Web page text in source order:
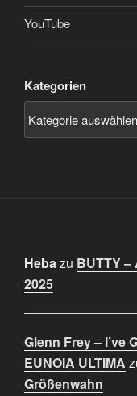
YouTube
Kategorien
Hebazu BUTTY
2025
Glenn Frey – I’ve
EUNOIA ULTIMA
Größenwahn